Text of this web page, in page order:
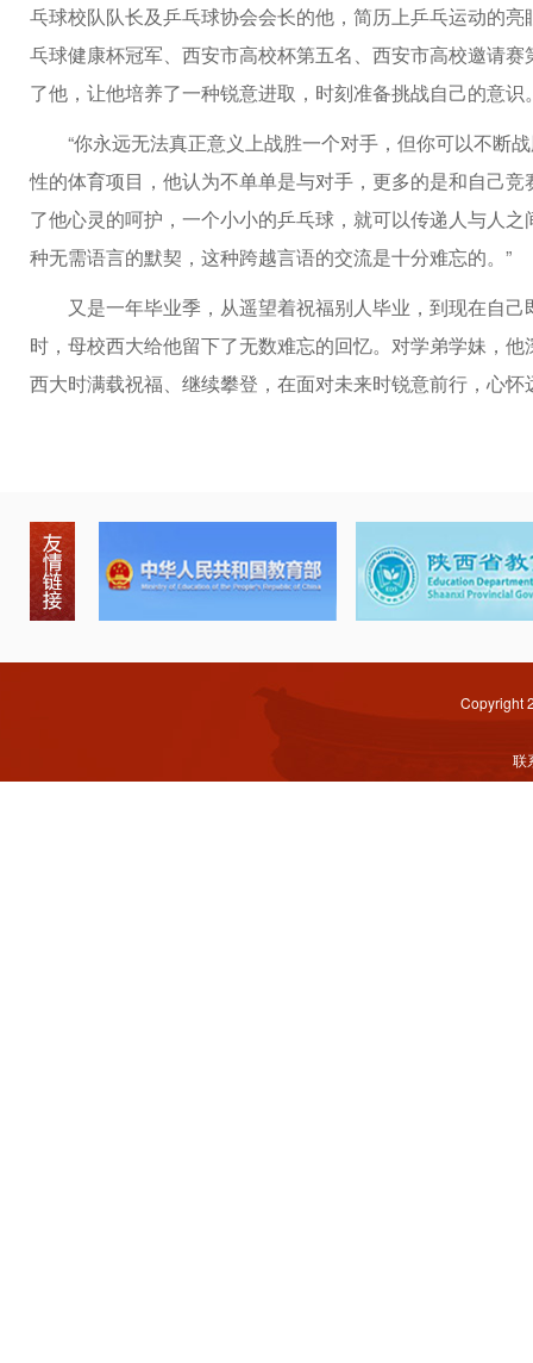
乓球校队队长及乒乓球协会会长的他，简历上乒乓运动的
乓球健康杯冠军、西安市高校杯第五名、西安市高校邀请
了他，让他培养了一种锐意进取，时刻准备挑战自己的意识
“你永远无法真正意义上战胜一个对手，但你可以不断
性的体育项目，他认为不单单是与对手，更多的是和自己
了他心灵的呵护，一个小小的乒乓球，就可以传递人与人
种无需语言的默契，这种跨越言语的交流是十分难忘的。”
又是一年毕业季，从遥望着祝福别人毕业，到现在自
时，母校西大给他留下了无数难忘的回忆。对学弟学妹，
西大时满载祝福、继续攀登，在面对未来时锐意前行，心怀
Copyright
联